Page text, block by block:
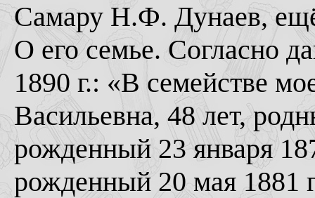
Самару Н.Ф. Дунаев,
О его семье. Согласно
1890 г.: «В семействе
Васильевна, 48 лет,
рожденный 23 января
рожденный 20 мая 1881